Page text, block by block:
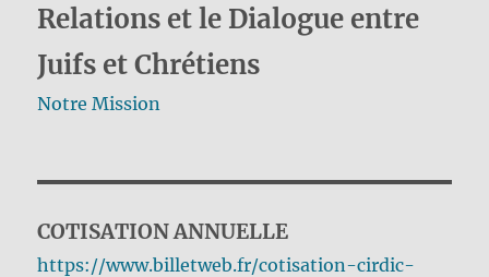
Relations et le Dialogue entre
Juifs et Chrétiens
Notre Mission
COTISATION ANNUELLE
https://www.billetweb.fr/cotisation-cirdic-